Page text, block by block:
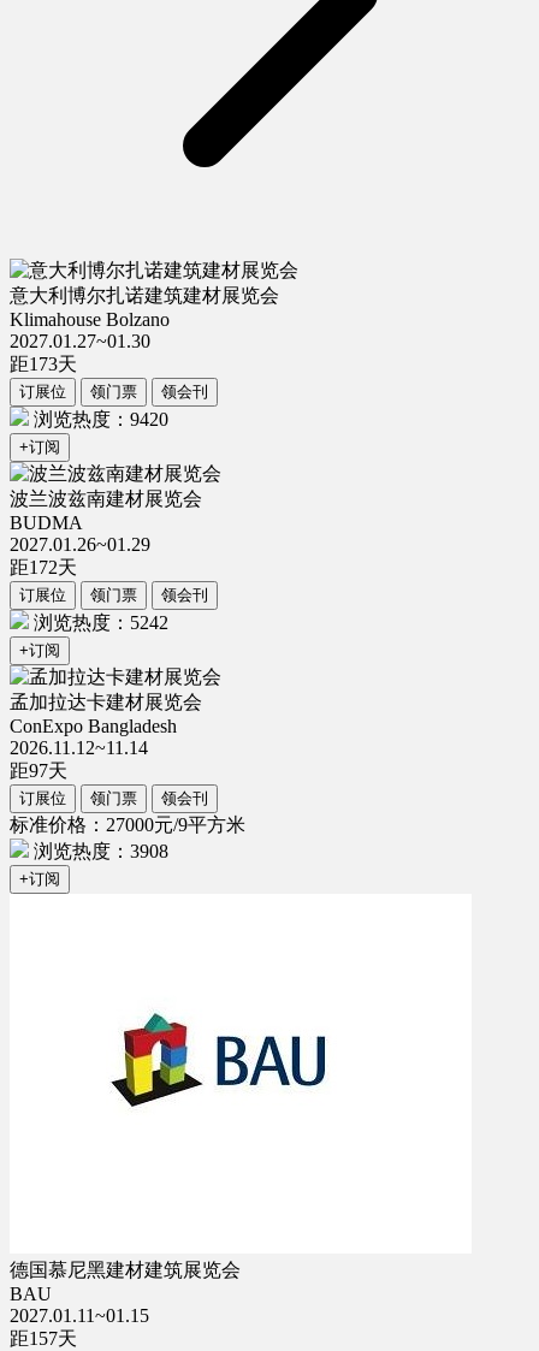
意大利博尔扎诺建筑建材展览会
Klimahouse Bolzano
2027.01.27~01.30
距173天
订展位 领门票 领会刊
浏览热度：9420
+订阅
波兰波兹南建材展览会
BUDMA
2027.01.26~01.29
距172天
订展位 领门票 领会刊
浏览热度：5242
+订阅
孟加拉达卡建材展览会
ConExpo Bangladesh
2026.11.12~11.14
距97天
订展位 领门票 领会刊
标准价格：27000元/9平方米
浏览热度：3908
+订阅
德国慕尼黑建材建筑展览会
BAU
2027.01.11~01.15
距157天